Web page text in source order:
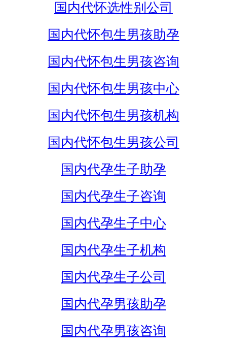
国内代怀选性别公司
国内代怀包生男孩助孕
国内代怀包生男孩咨询
国内代怀包生男孩中心
国内代怀包生男孩机构
国内代怀包生男孩公司
国内代孕生子助孕
国内代孕生子咨询
国内代孕生子中心
国内代孕生子机构
国内代孕生子公司
国内代孕男孩助孕
国内代孕男孩咨询